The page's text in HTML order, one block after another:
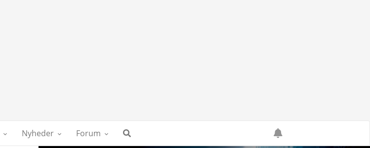
Nyheder Forum